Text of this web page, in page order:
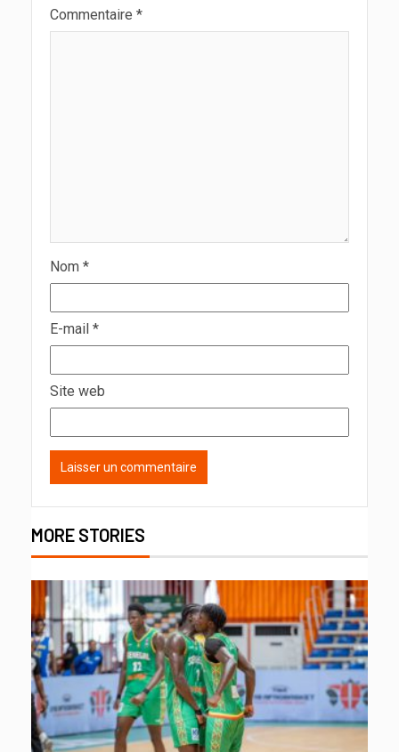
Commentaire *
Nom *
E-mail *
Site web
MORE STORIES